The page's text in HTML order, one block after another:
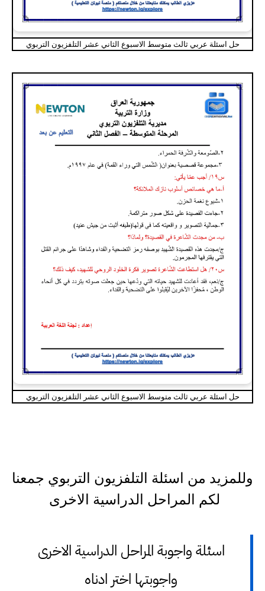
حل اسئلة عربي ثالث متوسط الاسبوع الثاني عشر التلفزيون التربوي
حل اسئلة عربي ثالث متوسط الاسبوع الثاني عشر التلفزيون التربوي
وللمزيد من اسئلة التلفزيون التربوي جمعنا
لكم المراحل الدراسية الاخرى
اسئلة واجوبة المراحل الدراسية الاخرى
واجوبتها اختر ادناه